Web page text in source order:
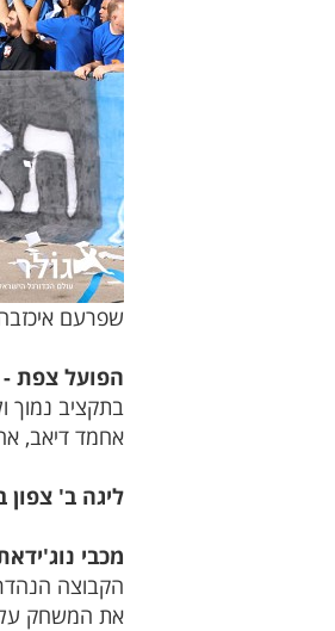
שפרעם
הפועל צפת -
בתקציב נמוך
אחמד דיאב,
ליגה ב' צפון
מכבי
הקבוצה
את המשחק על